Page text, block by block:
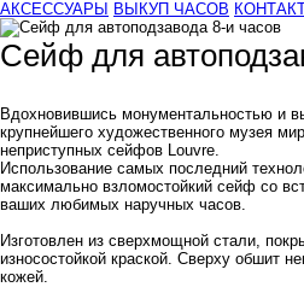
АКСЕССУАРЫ
ВЫКУП ЧАСОВ
Сейф для
Вдохновившись монументальностью и
крупнейшего художественного музея
неприступных сейфов Louvre.
Использование самых последний
максимально взломостойкий сейф со
ваших любимых наручных часов.
Изготовлен из сверхмощной стали,
износостойкой краской. Сверху обшит
кожей.